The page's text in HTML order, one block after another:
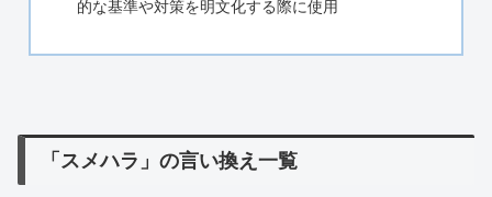
的な基準や対策を明文化する際に使用
「スメハラ」の言い換え一覧